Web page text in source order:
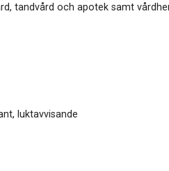
tandvård och apotek samt
luktavvisande